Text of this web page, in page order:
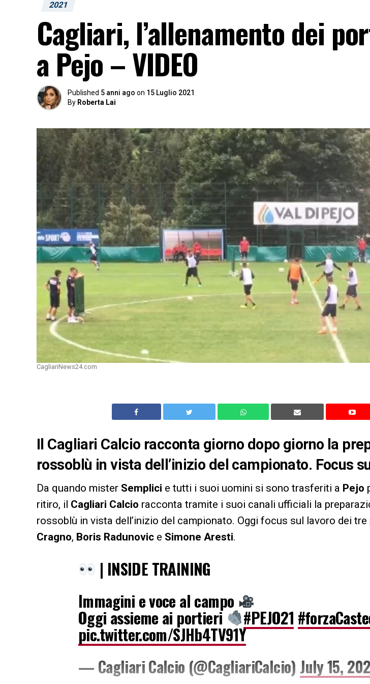
2021
Cagliari, l’allenamento dei
a Pejo – VIDEO
Published 5 anni ago on 15 Luglio 2021
By Roberta Lai
CagliariNews24.com
Il Cagliari Calcio racconta giorno dopo giorno la
rossoblù in vista dell’inizio del campionato. Focus
Da quando mister Semplici e tutti i suoi uomini si sono trasferiti a Pejo
ritiro, il Cagliari Calcio racconta tramite i suoi canali ufficiali la
rossoblù in vista dell’inizio del campionato. Oggi focus sul lavoro dei
Cragno, Boris Radunovic e Simone Aresti.
| INSIDE TRAINING
Immagini e voce al campo
Oggi assieme ai portieri #PEJO21
pic.twitter.com/SJHb4TV91Y
— Cagliari Calcio (@CagliariCalcio) July 15,